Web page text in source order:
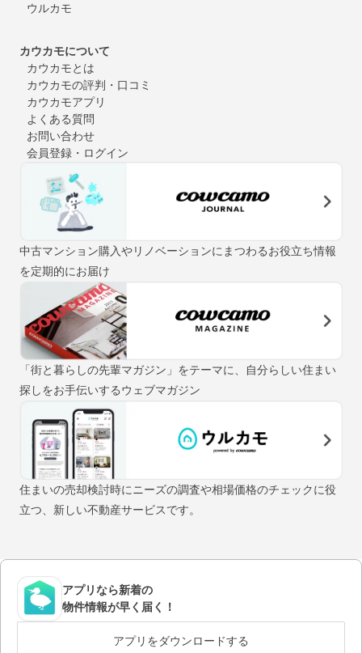
ウルカモ
カウカモについて
カウカモとは
カウカモの評判・口コミ
カウカモアプリ
よくある質問
お問い合わせ
会員登録・ログイン
中古マンション購入やリノベーションにまつわるお役立ち情報
を定期的にお届け
「街と暮らしの先輩マガジン」をテーマに、自分らしい住まい
探しをお手伝いするウェブマガジン
住まいの売却検討時にニーズの調査や相場価格のチェックに役
立つ、新しい不動産サービスです。
アプリなら新着の
物件情報が早く届く！
アプリをダウンロードする